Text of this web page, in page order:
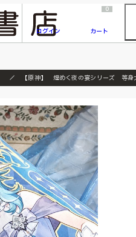
『ONE PIECE magazine 021 ONE PIECEカード付き同梱版』発売延期のご案内
ログイン
0
カート
【原神】 煌めく夜の宴シリーズ 等